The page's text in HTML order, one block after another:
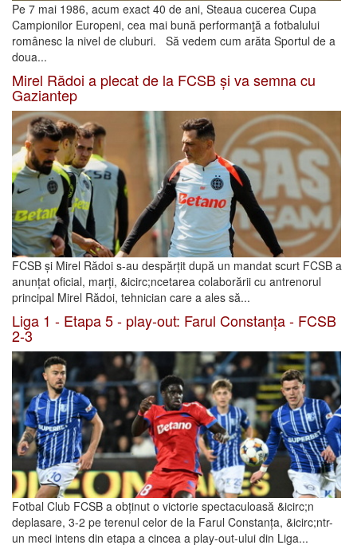
Pe 7 mai 1986, acum exact 40 de ani, Steaua cucerea Cupa
Campionilor Europeni, cea mai bună performanţă a fotbalului
românesc la nivel de cluburi. Să vedem cum arăta Sportul de a
doua...
Mirel Rădoi a plecat de la FCSB și va semna cu
Gaziantep
FCSB și Mirel Rădoi s-au despărțit după un mandat scurt FCSB a
anunțat oficial, marți, &icirc;ncetarea colaborării cu antrenorul
principal Mirel Rădoi, tehnician care a ales să...
Liga 1 - Etapa 5 - play-out: Farul Constanța - FCSB
2-3
Fotbal Club FCSB a obținut o victorie spectaculoasă &icirc;n
deplasare, 3-2 pe terenul celor de la Farul Constanța, &icirc;ntr-
un meci intens din etapa a cincea a play-out-ului din Liga...